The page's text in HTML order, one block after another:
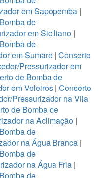
em Sapopemba |
de
em Siciliano|
de
em Sumare | Conserto
Pressurizador em
de Bomba de
em Veleiros | Conserto
Pressurizador na Vila
de Bomba de
na Aclimação |
de
na Água Branca |
de
na Água Fria |
de